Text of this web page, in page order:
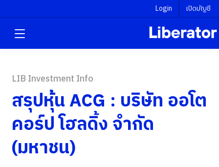
Login เปิดบัญชี
LIB Investment Info
สรุปหุ้น ACG : บริษัท ออโต
คอร์ป โฮลดิ้ง จำกัด
(มหาชน)